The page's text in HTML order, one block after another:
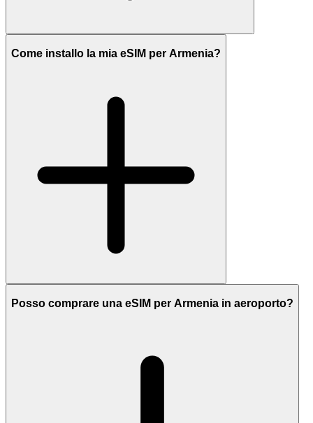
Come installo la mia eSIM per Armenia?
Posso comprare una eSIM per Armenia in aeroporto?